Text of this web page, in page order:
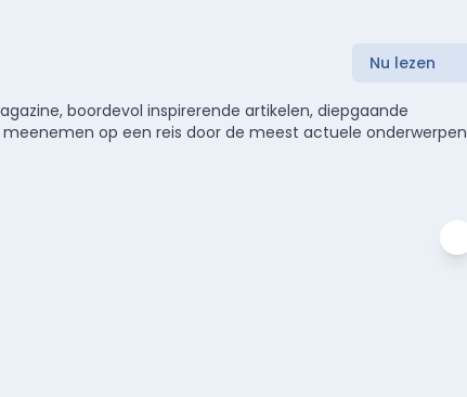
Nu lezen
boordevol inspirerende artikelen, diepgaande
op een reis door de meest actuele onderwerpen